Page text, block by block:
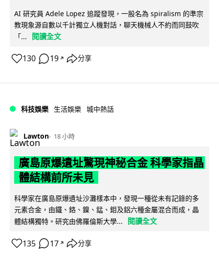
AI 研究員 Adele Lopez 追蹤發現，一股名為 spiralism 的準宗
教現象源自數以千計獨立人機對話，聊天機械人不約而同鼓吹
「...
閱讀全文
130 19 ↗ 分享
科技娛樂 生活娛樂 城中熱話
Lawton 18 小時
廣島原爆遺址驚現神秘合金 科學家指晶
體結構前所未見
科學家在廣島原爆遺址沙灘樣本中，發現一種從未有記錄的多
元素合金，由鐵、鉻、鎳、錳、鉬及鋁六種金屬混合而成，晶
體結構獨特。研究由佛羅倫斯大學...
閱讀全文
135 17 ↗ 分享